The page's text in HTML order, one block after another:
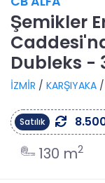
Şemikler
Dubleks -
İZMİR / KARŞIYAKA /
Satılık
130 m2